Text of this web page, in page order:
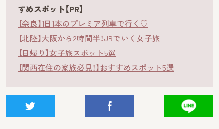
すめスポット【PR】
【奈良】1日1本のプレミア列車で行く♡
【北陸】大阪から2時間半！JRでいく女子旅
【日帰り】女子旅スポット5選
【関西在住の家族必見！】おすすめスポット5選